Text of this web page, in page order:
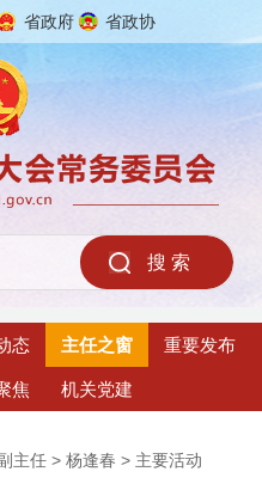
省政府 省政协
态 主任之窗 重要发布
焦 机关党建
主任 >杨逢春 > 主要活动